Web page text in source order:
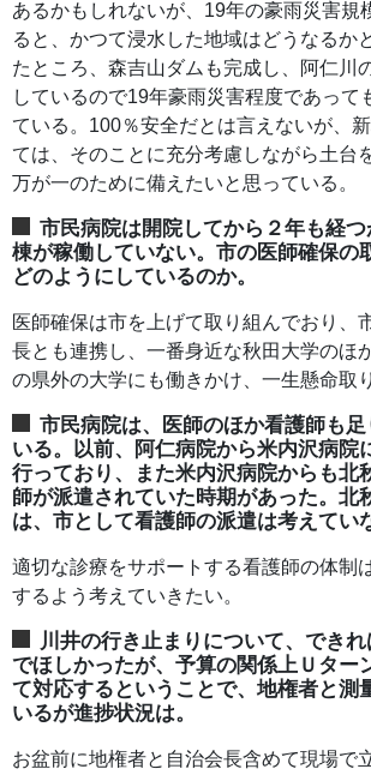
あるかもしれないが、19年の豪雨災害規
ると、かつて浸水した地域はどうなるか
たところ、森吉山ダムも完成し、阿仁川
しているので19年豪雨災害程度であって
ている。100％安全だとは言えないが、
ては、そのことに充分考慮しながら土台
万が一のために備えたいと思っている。
市民病院は開院してから２年も経
棟が稼働していない。市の医師確保の
どのようにしているのか。
医師確保は市を上げて取り組んでおり、
長とも連携し、一番身近な秋田大学のほ
の県外の大学にも働きかけ、一生懸命取
市民病院は、医師のほか看護師も
いる。以前、阿仁病院から米内沢病院
行っており、また米内沢病院からも北
師が派遣されていた時期があった。北
は、市として看護師の派遣は考えてい
適切な診療をサポートする看護師の体制
するよう考えていきたい。
川井の行き止まりについて、でき
でほしかったが、予算の関係上Ｕター
て対応するということで、地権者と測
いるが進捗状況は。
お盆前に地権者と自治会長含めて現場で